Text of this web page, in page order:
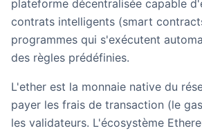
plateforme décentralisée capable
contrats intelligents (smart
programmes qui s'exécutent
des règles prédéfinies.
L'ether est la monnaie native du
payer les frais de transaction (le
les validateurs. L'écosystème